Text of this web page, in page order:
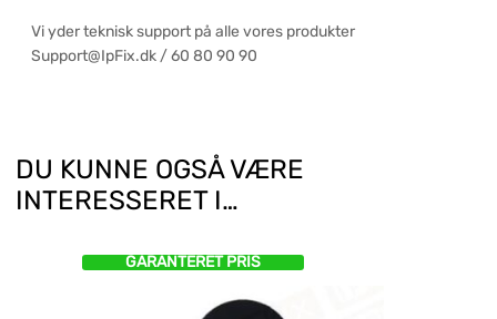
Vi yder teknisk support på alle vores produkter
Support@IpFix.dk / 60 80 90 90
DU KUNNE OGSÅ VÆRE
INTERESSERET I…
GARANTERET PRIS